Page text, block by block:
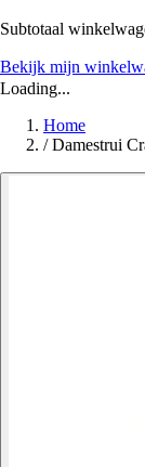
Subtotaal
Bekijk mijn
Loading...
Home
/ Damestrui